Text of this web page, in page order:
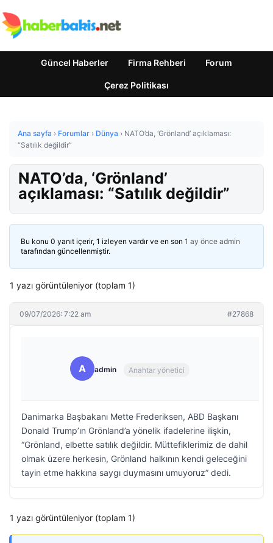
Güncel Haberler Firma Rehberi Forum
Çerez Politikası
Ana sayfa › Forumlar › Dünya › NATO’da, ‘Grönland’ açıklaması:
“Satılık değildir”
NATO’da, ‘Grönland’
açıklaması: “Satılık değildir”
Bu konu 0 yanıt içerir, 1 izleyen vardır ve en son 1 ay önce admin
tarafından güncellenmiştir.
1 yazı görüntüleniyor (toplam 1)
09/07/2026: 7:22 am #27868
A admin Anahtar yönetici
Danimarka Başbakanı Mette Frederiksen, ABD Başkanı
Donald Trump’ın Grönland’a yönelik ifadelerine ilişkin,
“Grönland, elbette satılık değildir. Müttefiklerimiz de dahil
olmak üzere herkesin, Grönland halkının kendi geleceğini
tayin etme hakkına saygı duymasını umuyoruz” dedi.
1 yazı görüntüleniyor (toplam 1)